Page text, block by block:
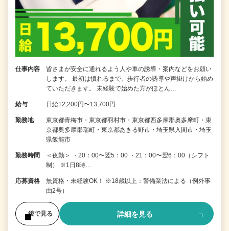
仕事内容
皆さまが安全に通れるよう人や車の誘導・案内などをお願い
します。 最初は慣れるまで、歩行者の誘導や声掛けから始め
ていただきます。 未経験で始めた方がほとん…
給与 日給12,200円〜13,700円
勤務地
東京都青梅市・東京都羽村市・東京都西多摩郡奥多摩町・東
京都奥多摩郡瑞町・東京都あきる野市・埼玉県入間市・埼玉
県飯能市
勤務時間
＜夜勤＞ ・20：00〜翌5：00 ・21：00〜翌6：00（シフト
制） ※1日8時…
応募資格
無資格・未経験OK！ ※18歳以上：警備業法による（例外事
由2号）
後で見る 詳細を見る